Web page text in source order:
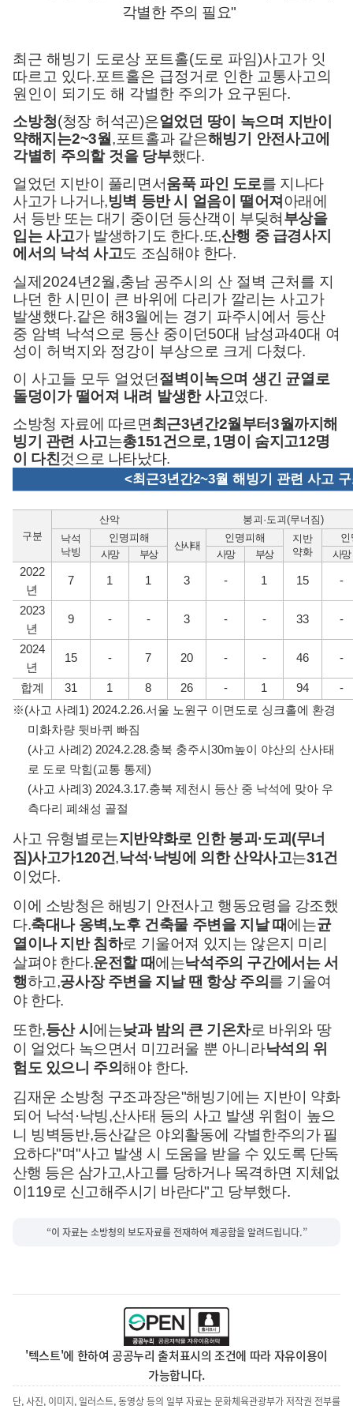
각별한 주의 필요"
최근 해빙기 도로상 포트홀(도로 파임)사고가 잇
따르고 있다.포트홀은 급정거로 인한 교통사고의
원인이 되기도 해 각별한 주의가 요구된다.
소방청(청장 허석곤)은얼었던 땅이 녹으며 지반이
약해지는2~3월,포트홀과 같은해빙기 안전사고에
각별히 주의할 것을 당부했다.
얼었던 지반이 풀리면서움푹 파인 도로를 지나다
사고가 나거나,빙벽 등반 시 얼음이 떨어져 아래에
서 등반 또는 대기 중이던 등산객이 부딪혀 부상을
입는 사고가 발생하기도 한다.또,산행 중 급경사지
에서의 낙석 사고도 조심해야 한다.
실제2024년2월,충남 공주시의 산 절벽 근처를 지
나던 한 시민이 큰 바위에 다리가 깔리는 사고가
발생했다.같은 해3월에는 경기 파주시에서 등산
중 암벽 낙석으로 등산 중이던50대 남성과40대 여
성이 허벅지와 정강이 부상으로 크게 다쳤다.
이 사고들 모두 얼었던절벽이 녹으며 생긴 균열로
돌덩이가 떨어져 내려 발생한 사고였다.
소방청 자료에 따르면 최근3년간2월부터3월까지해
빙기 관련 사고는총151건으로, 1명이 숨지고12명
이 다친것으로 나타났다.
<최근3년간2~3월 해빙기 관련 사고
구분
산악 붕괴 ·도괴(무너짐)
낙석
낙빙
인명피해
산사태
인명피해
지반
약화
인
사망
부상 사망 부상 사망
2022
년
7 1 1 3 - 1 15 -
2023
년
9 - - 3 - - 33 -
2024
년
15 - 7 20 - - 46 -
합계 31 1 8 26 - 1 94
-
※(사고 사례 1) 2024.2.26.서울 노원구 이면도로 싱크홀에 환경
미화차량 뒷바퀴 빠짐
(사고 사례 2) 2024.2.28.충북 충주시30m높이 야산의 산사태
로 도로 막힘(교통 통제)
(사고 사례3) 2024.3.17.충북 제천시 등산 중 낙석에 맞아 우
측다리 폐쇄성 골절
사고 유형별로는지반약화로 인한 붕괴·도괴(무너
짐)사고가120건,낙석·낙빙에 의한 산악사고는31건
이었다.
이에 소방청은 해빙기 안전사고 행동요령을 강조했
다.축대나 옹벽 ,노후 건축물 주변을 지날 때에는균
열이나 지반 침하로 기울어져 있지는 않은지 미리
살펴야 한다.운전할 때에는낙석주의 구간에서는 서
행하고,공사장 주변을 지날 땐 항상 주의를 기울여
야 한다.
또한,등산 시 에는낮과 밤의 큰 기온차로 바위와 땅
이 얼었다 녹으면서 미끄러울 뿐 아니라낙석의 위
험도 있으니 주의해야 한다.
김재운 소방청 구조과장은"해빙기에는 지반이 약화
되어 낙석 ·낙빙,산사태 등의 사고 발생 위험이 높으
니 빙벽등반,등산같은 야외활동에 각별한주의가 필
요하다"며"사고 발생 시 도움을 받을 수 있도록 단독
산행 등은 삼가고,사고를 당하거나 목격하면 지체없
이 119로 신고해주시기 바란다"고 당부했다.
“이 자료는 소방청의 보도자료를 전재하여 제공함을 알려드립니다.”
'텍스트'에 한하여 공공누리 출처표시의 조건에 따라 자유이용이
가능합니다.
단, 사진, 이미지, 일러스트, 동영상 등의 일부 자료는 문화체육관광부가 저작권 전부를